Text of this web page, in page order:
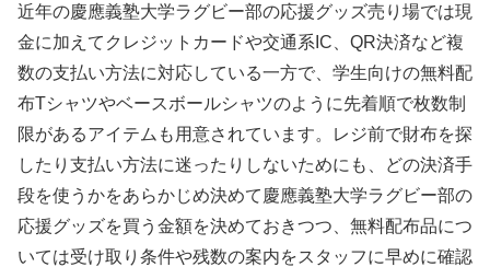
近年の慶應義塾大学ラグビー部の応援グッズ売り場では現
金に加えてクレジットカードや交通系IC、QR決済など複
数の支払い方法に対応している一方で、学生向けの無料配
布Tシャツやベースボールシャツのように先着順で枚数制
限があるアイテムも用意されています。レジ前で財布を探
したり支払い方法に迷ったりしないためにも、どの決済手
段を使うかをあらかじめ決めて慶應義塾大学ラグビー部の
応援グッズを買う金額を決めておきつつ、無料配布品につ
いては受け取り条件や残数の案内をスタッフに早めに確認